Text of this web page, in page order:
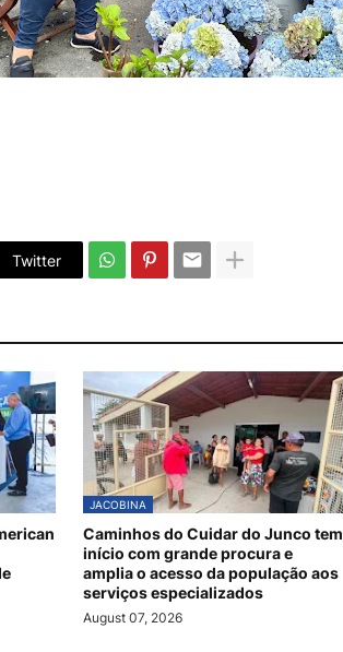
Twitter
JACOBINA
Caminhos do Cuidar do Junco tem
início com grande procura e
amplia o acesso da população aos
serviços especializados
August 07, 2026